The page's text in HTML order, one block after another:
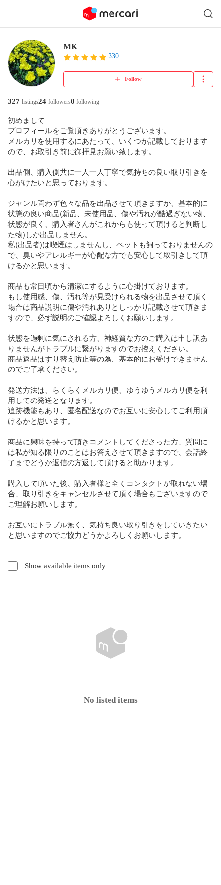
MK
330
Follow
327 listings24 followers0 following
初めまして
プロフィールをご覧頂きありがとうございます。
メルカリを使用するにあたって、いくつか記載しております
ので、お取引き前に御拝見お願い致します。
出品側、購入側共に一人一人丁寧で気持ちの良い取り引きを
心がけたいと思っております。
ジャンル問わず色々な品を出品させて頂きますが、基本的に
状態の良い商品(新品、未使用品、傷や汚れが酷過ぎない物、
状態が良く、購入者さんがこれからも使って頂けると判断し
た物)しか出品しません。
私(出品者)は喫煙はしませんし、ペットも飼っておりませんの
で、臭いやアレルギーが心配な方でも安心して取引きして頂
けるかと思います。
商品も常日頃から清潔にするように心掛けております。
もし使用感、傷、汚れ等が見受けられる物を出品させて頂く
場合は商品説明に傷や汚れありとしっかり記載させて頂きま
すので、必ず説明のご確認よろしくお願いします。
状態を過剰に気にされる方、神経質な方のご購入は申し訳あ
りませんがトラブルに繋がりますのでお控えください。
商品返品はすり替え防止等の為、基本的にお受けできません
のでご了承ください。
発送方法は、らくらくメルカリ便、ゆうゆうメルカリ便を利
用しての発送となります。
追跡機能もあり、匿名配送なのでお互いに安心してご利用頂
けるかと思います。
商品に興味を持って頂きコメントしてくださった方、質問に
は私が知る限りのことはお答えさせて頂きますので、会話終
了までどうか返信の方返して頂けると助かります。
購入して頂いた後、購入者様と全くコンタクトが取れない場
合、取り引きをキャンセルさせて頂く場合もございますので
ご理解お願いします。
お互いにトラブル無く、気持ち良い取り引きをしていきたい
と思いますのでご協力どうかよろしくお願いします。
Show available items only
No listed items